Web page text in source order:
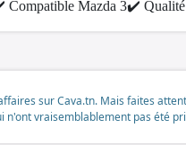
Compatible Mazda 3✔️ Qualité
sur Cava.tn. Mais faites
n'ont vraisemblablement pas été